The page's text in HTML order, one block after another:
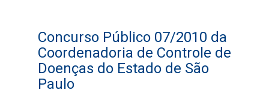
Concurso Público 07/2010 da
Coordenadoria de Controle de
Doenças do Estado de São
Paulo